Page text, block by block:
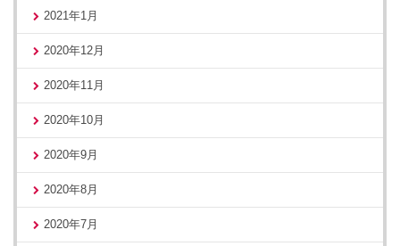
2021年1月
2020年12月
2020年11月
2020年10月
2020年9月
2020年8月
2020年7月